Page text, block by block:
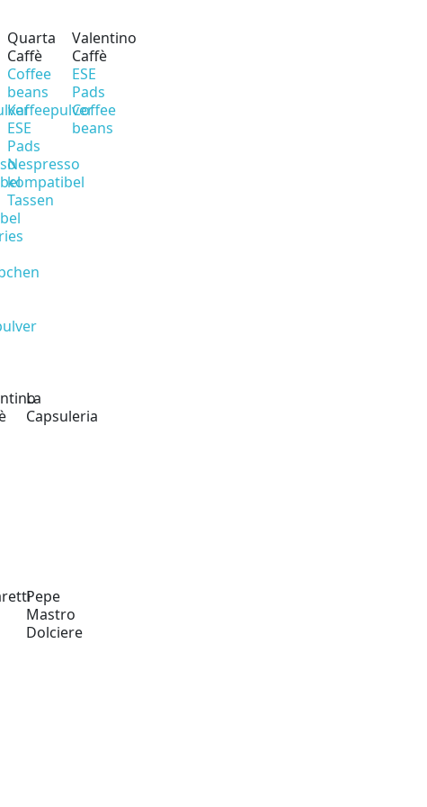
Quarta
Caffè
Coffee
beans
Kaffeepulver
ESE
Pads
Nespresso
kompatibel
Tassen
Valentino
Caffè
ESE
Pads
Coffee
beans
La
Capsuleria
Pepe
Mastro
Dolciere